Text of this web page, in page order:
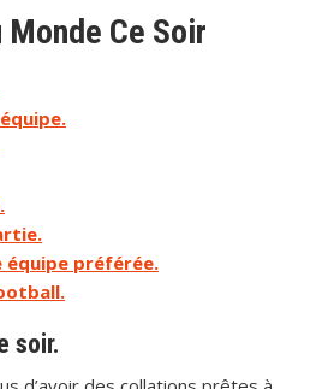
Ce Soir
équipe préférée.
soir.